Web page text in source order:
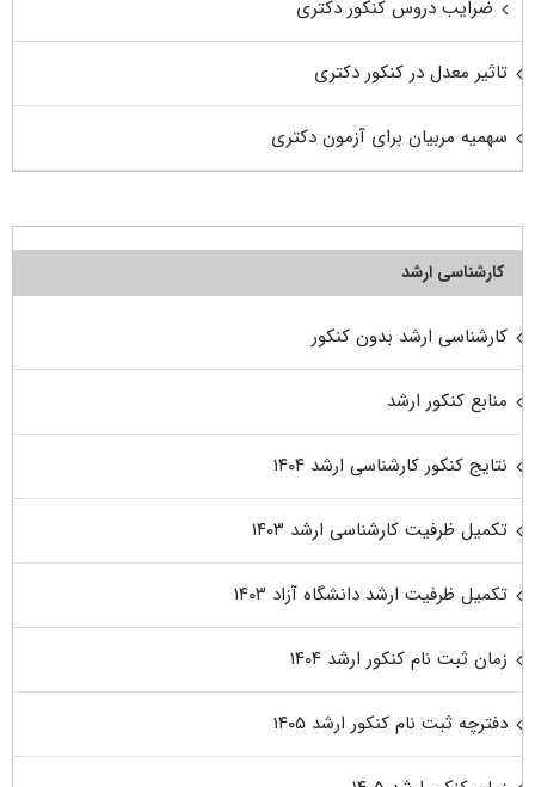
ضرایب دروس کنکور دکتری
تاثیر معدل در کنکور دکتری
سهمیه مربیان برای آزمون دکتری
کارشناسی ارشد
کارشناسی ارشد بدون کنکور
منابع کنکور ارشد
نتایج کنکور کارشناسی ارشد ۱۴۰۴
تکمیل ظرفیت کارشناسی ارشد ۱۴۰۳
تکمیل ظرفیت ارشد دانشگاه آزاد ۱۴۰۳
زمان ثبت نام کنکور ارشد ۱۴۰۴
دفترچه ثبت نام کنکور ارشد ۱۴۰۵